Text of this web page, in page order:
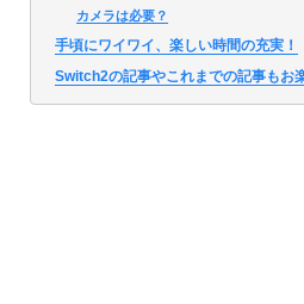
カメラは必要？
手頃にワイワイ、楽しい時間の充実！
Switch2の記事やこれまでの記事もお